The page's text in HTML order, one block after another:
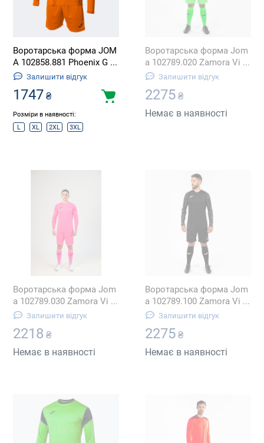
Воротарська форма JOM
A 102858.881 Phoenix G ...
Залишити відгук
1747 ₴
Розміри в наявності:
L
XL 2XL 3XL
Воротарська форма Jom
a 102789.020 Zamora Vi ...
Залишити відгук
2275 ₴
Немає в наявності
Воротарська форма Jom
a 102789.030 Zamora Vi ...
Залишити відгук
2218 ₴
Немає в наявності
Воротарська форма Jom
a 102789.100 Zamora Vi ...
Залишити відгук
2275 ₴
Немає в наявності